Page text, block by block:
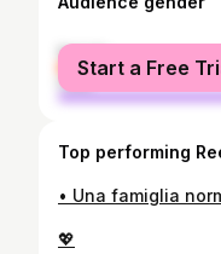
female
male
Start a Free
Top performing
💖